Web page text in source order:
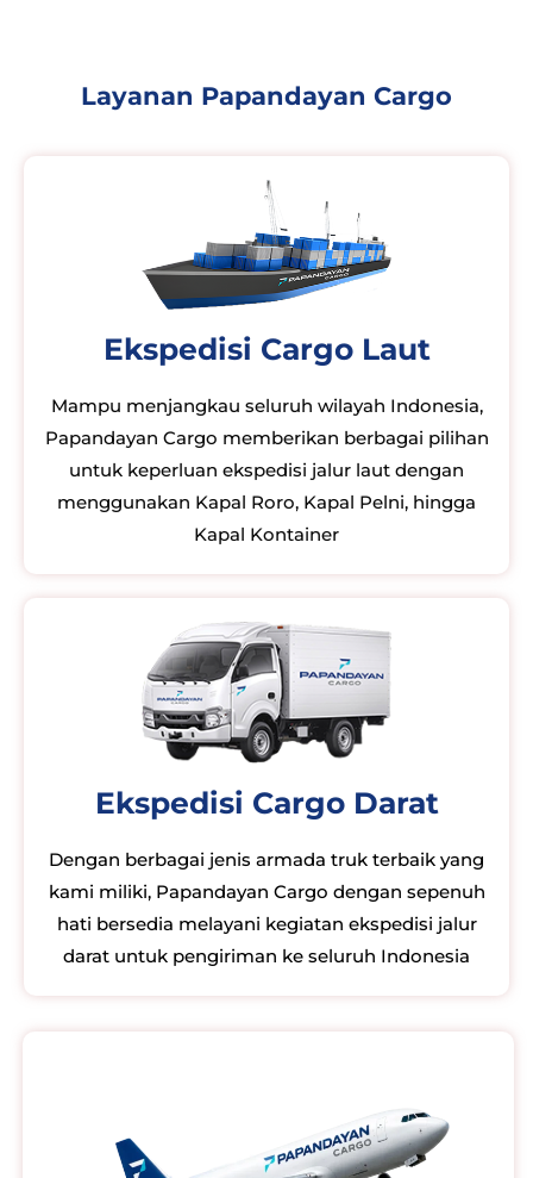
Layanan Papandayan Cargo
Ekspedisi Cargo Laut
Mampu menjangkau seluruh wilayah Indonesia,
Papandayan Cargo memberikan berbagai pilihan
untuk keperluan ekspedisi jalur laut dengan
menggunakan Kapal Roro, Kapal Pelni, hingga
Kapal Kontainer
Ekspedisi Cargo Darat
Dengan berbagai jenis armada truk terbaik yang
kami miliki, Papandayan Cargo dengan sepenuh
hati bersedia melayani kegiatan ekspedisi jalur
darat untuk pengiriman ke seluruh Indonesia